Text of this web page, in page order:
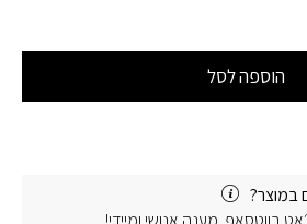
הוספה לסל
במוצר?